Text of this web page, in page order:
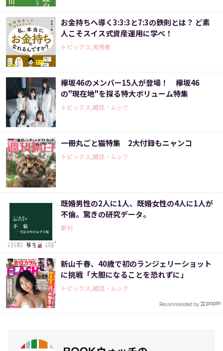
お金持ちへ導く3:3:3と7:3の鉄則とは？ ど素
人こそスイス式資産運用に学べ！
トピックス,実用書
欅坂46のメンバー15人が登場！ 欅坂46
の"現在地"を探る特大ボリューム特集
トピックス,雑誌・ムック
一冊丸ごと猫特集 2大付録もニャンコ
トピックス,雑誌・ムック
既婚男性の2人に1人、既婚女性の4人に1人が
不倫。驚きの研究データ。
新刊
新山千春、40歳で初のランジェリーショット
に挑戦「大胆になることを恐れずに」
トピックス,雑誌・ムック
Recommended by